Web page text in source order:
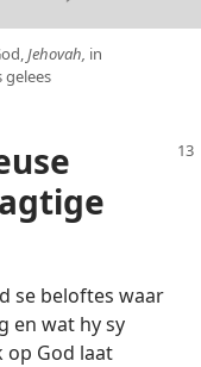
Jehovah, in
gelees
se beloftes waar
en wat hy sy
op God laat